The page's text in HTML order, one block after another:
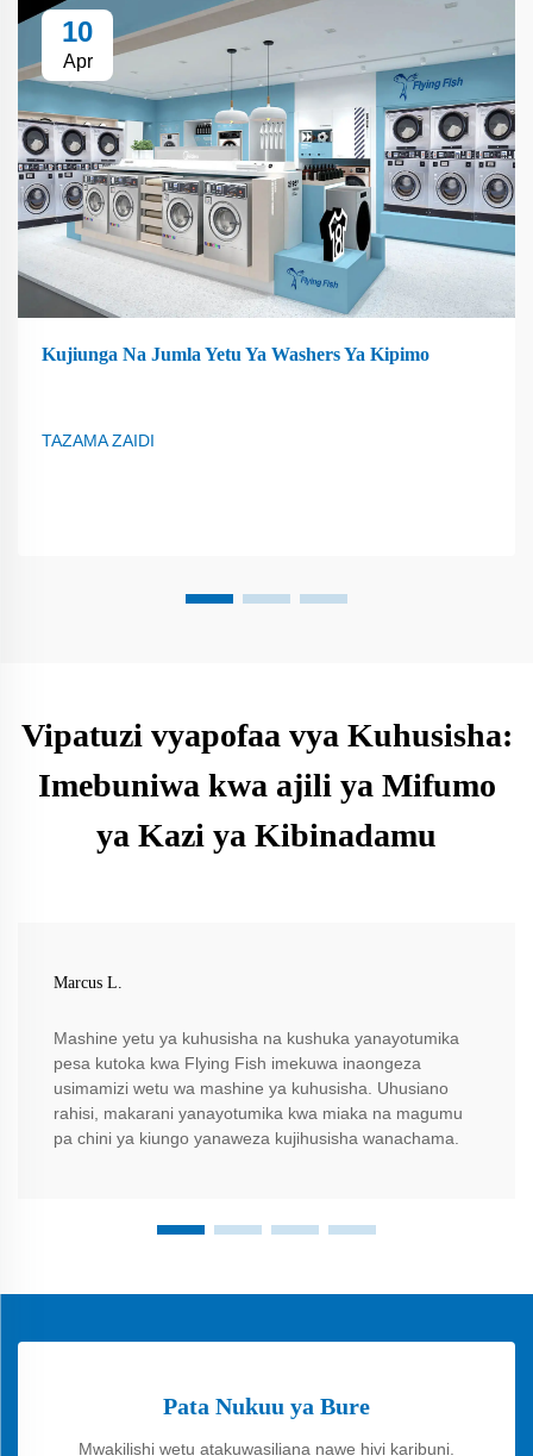
10
Apr
Kujiunga Na Jumla Yetu Ya Washers Ya Kipimo
TAZAMA ZAIDI
Vipatuzi vyapofaa vya Kuhusisha:
Imebuniwa kwa ajili ya Mifumo
ya Kazi ya Kibinadamu
Marcus L.
Mashine yetu ya kuhusisha na kushuka yanayotumika
pesa kutoka kwa Flying Fish imekuwa inaongeza
usimamizi wetu wa mashine ya kuhusisha. Uhusiano
rahisi, makarani yanayotumika kwa miaka na magumu
pa chini ya kiungo yanaweza kujihusisha wanachama.
Pata Nukuu ya Bure
Mwakilishi wetu atakuwasiliana nawe hivi karibuni.